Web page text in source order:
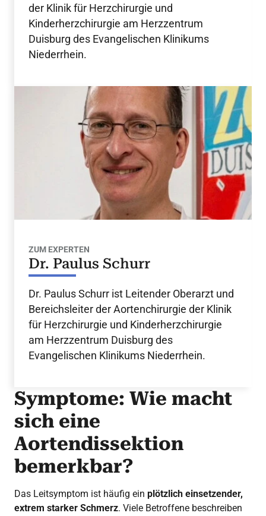
der Klinik für Herzchirurgie und
Kinderherzchirurgie am Herzzentrum
Duisburg des Evangelischen Klinikums
Niederrhein.
ZUM EXPERTEN
Dr. Paulus Schurr
Dr. Paulus Schurr ist Leitender Oberarzt und
Bereichsleiter der Aortenchirurgie der Klinik
für Herzchirurgie und Kinderherzchirurgie
am Herzzentrum Duisburg des
Evangelischen Klinikums Niederrhein.
Symptome: Wie macht
sich eine
Aortendissektion
bemerkbar?
Das Leitsymptom ist häufig ein plötzlich einsetzender,
extrem starker Schmerz. Viele Betroffene beschreiben